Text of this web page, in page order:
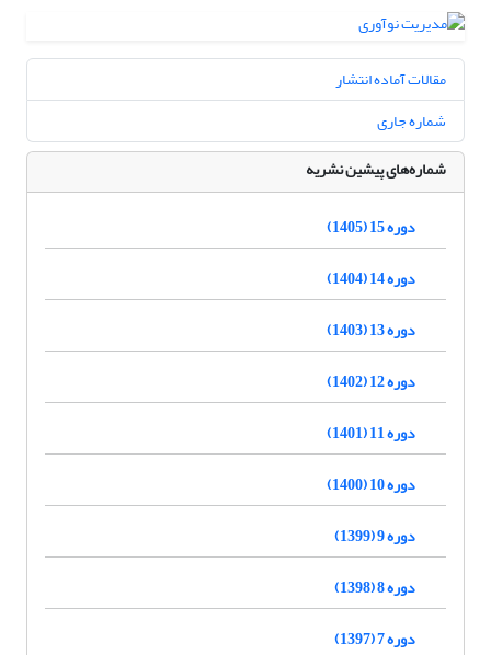
مقالات آماده انتشار
شماره جاری
شماره‌های پیشین نشریه
دوره 15 (1405)
دوره 14 (1404)
دوره 13 (1403)
دوره 12 (1402)
دوره 11 (1401)
دوره 10 (1400)
دوره 9 (1399)
دوره 8 (1398)
دوره 7 (1397)